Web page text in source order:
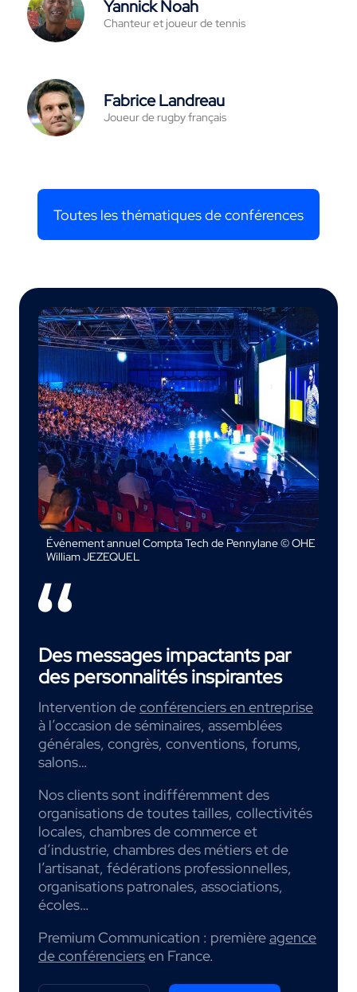
Yannick Noah
Chanteur et joueur de tennis
Fabrice Landreau
Joueur de rugby français
Toutes les thématiques de conférences
Événement annuel Compta Tech de Pennylane © OHE
William JEZEQUEL
Des messages impactants par
des personnalités inspirantes
Intervention deconférenciers en entreprise
à l’occasion de séminaires, assemblées
générales, congrès, conventions, forums,
salons…
Nos clients sont indifféremment des
organisations de toutes tailles, collectivités
locales, chambres de commerce et
d’industrie, chambres des métiers et de
l’artisanat, fédérations professionnelles,
organisations patronales, associations,
écoles…
Premium Communication : premièreagence
de conférenciersen France.